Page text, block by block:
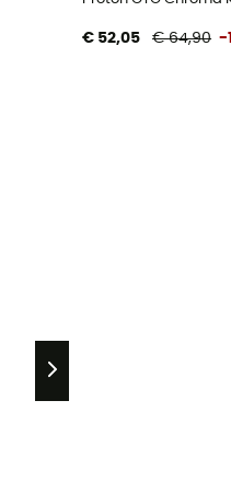
€ 52,05 € 64,90 -